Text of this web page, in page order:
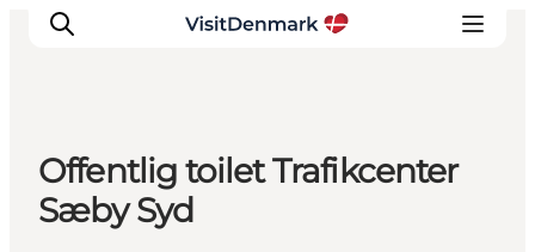
Inspiration
Destinationer
Offentlig toilet Trafikcenter
Sæby Syd